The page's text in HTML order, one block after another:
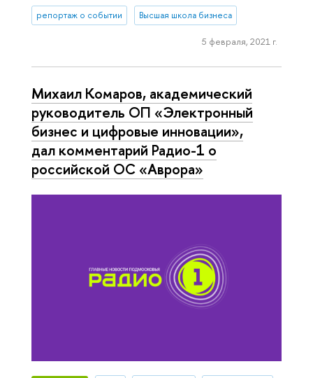
репортаж о событии Высшая школа бизнеса
5 февраля, 2021 г.
Михаил Комаров, академический
руководитель ОП «Электронный
бизнес и цифровые инновации»,
дал комментарий Радио-1 о
российской ОС «Аврора»